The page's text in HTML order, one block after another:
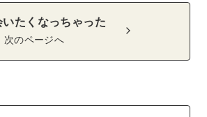
いたくなっちゃった
次のページへ